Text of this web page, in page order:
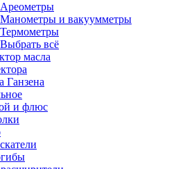
Ареометры
Манометры и вакуумметры
Термометры
Выбрать всё
масла
Ганзена
и флюс